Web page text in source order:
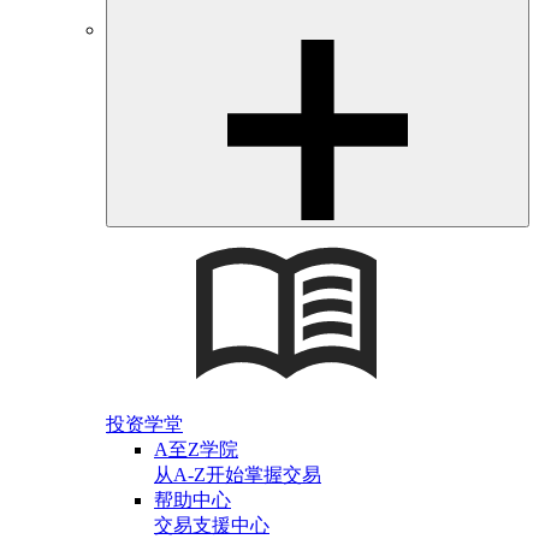
投资学堂
A至Z学院
从A-Z开始掌握交易
帮助中心
交易支援中心